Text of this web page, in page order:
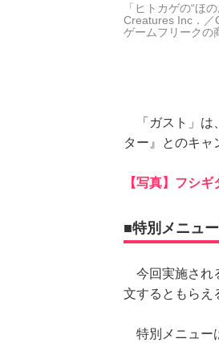
「ヒトカゲの“ほ
Creatures Inc．／
ゲームフリークの
「ガスト」は
ター』とのキャ
【写真】フシ
■特別メニュ
今回実施され
文するともらえ
特別メニュー